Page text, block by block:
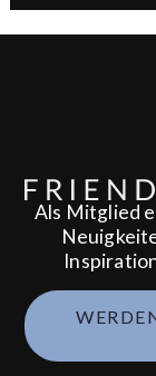
Als Mitglied